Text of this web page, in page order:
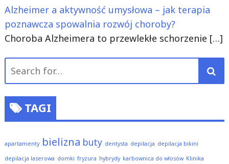
Alzheimer a aktywność umysłowa – jak terapia
poznawcza spowalnia rozwój choroby?
Choroba Alzheimera to przewlekłe schorzenie […]
for:
TAGI
apartamenty bielizna buty dentysta depilacja depilacja bikini
depilacja laserowa domki fryzura hybrydy karbownica do włosów Klinika